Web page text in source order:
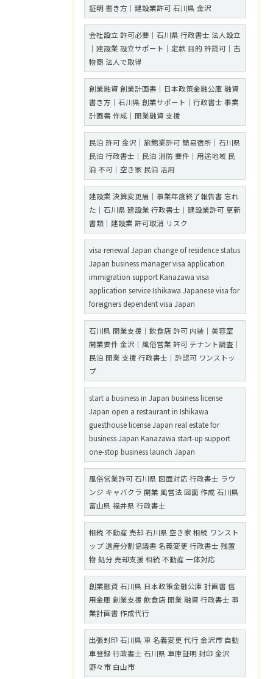
証明 書き方｜建設業許可 石川県 金沢
会社設立 許可必要｜石川県 行政書士 法人設立
｜建設業 設立サポート｜定款 目的 許認可｜古
物商 法人で取得
創業融資 創業計画書｜日本政策金融公庫 融資
書き方｜石川県 創業サポート｜行政書士 事業
計画書 作成｜開業融資 支援
民泊 許可 金沢｜旅館業許可 簡易宿所｜石川県
民泊 行政書士｜民泊 消防 要件｜用途地域 民
泊 不可｜空き家 民泊 活用
建設業 決算変更届｜事業年度終了報告書 忘れ
た｜石川県 建設業 行政書士｜建設業許可 更新
書類｜建設業 許可取消 リスク
visa renewal Japan change of residence status
Japan business manager visa application
immigration support Kanazawa visa
application service Ishikawa Japanese visa for
foreigners dependent visa Japan
石川県 開業支援｜飲食店 許可 内装｜美容室
開業要件 金沢｜風俗営業 許可 テナント調査｜
民泊 開業 支援 行政書士｜許認可 ワンストッ
プ
start a business in Japan business license
Japan open a restaurant in Ishikawa
guesthouse license Japan real estate for
business Japan Kanazawa start-up support
one-stop business launch Japan
風俗営業許可 石川県 図面対応 行政書士 ラウ
ンジ キャバクラ 開業 風営法 図面 作成 石川県
富山県 福井県 行政書士
相続 不動産 売却 石川県 空き家 相続 ワンスト
ップ 遺産分割協議書 名義変更 行政書士 残置
物 処分 売却支援 相続 不動産 一体対応
創業融資 石川県 日本政策金融公庫 計画書 信
用金庫 創業支援 飲食店 開業 融資 行政書士 事
業計画書 作成代行
出張封印 石川県 車 名義変更 代行 金沢市 自動
車登録 行政書士 石川県 車庫証明 封印 金沢
野々市 白山市